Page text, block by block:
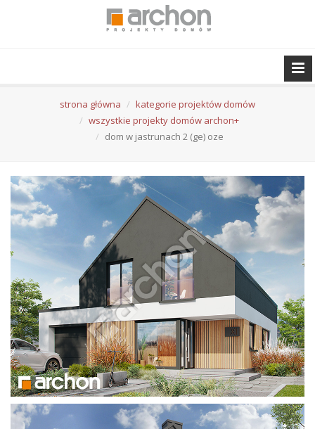
strona główna
kategorie projektów domów
wszystkie projekty domów archon+
dom w jastrunach 2 (ge) oze